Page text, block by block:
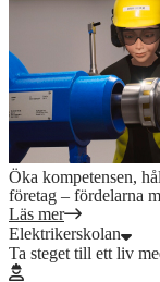
Öka kompetensen,
företag – fördelarna
Läs mer
Elektrikerskolan
Ta steget till ett liv